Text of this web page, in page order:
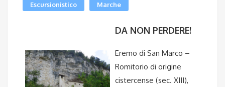
Escursionistico Marche
DA NON PERDERE!
Eremo di San Marco –
Romitorio di origine
cistercense (sec. XIII),